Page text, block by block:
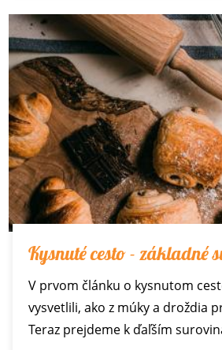
Kysnuté cesto - základné
V prvom článku o kysnutom
vysvetlili, ako z múky a droždia
Teraz prejdeme k ďaľším